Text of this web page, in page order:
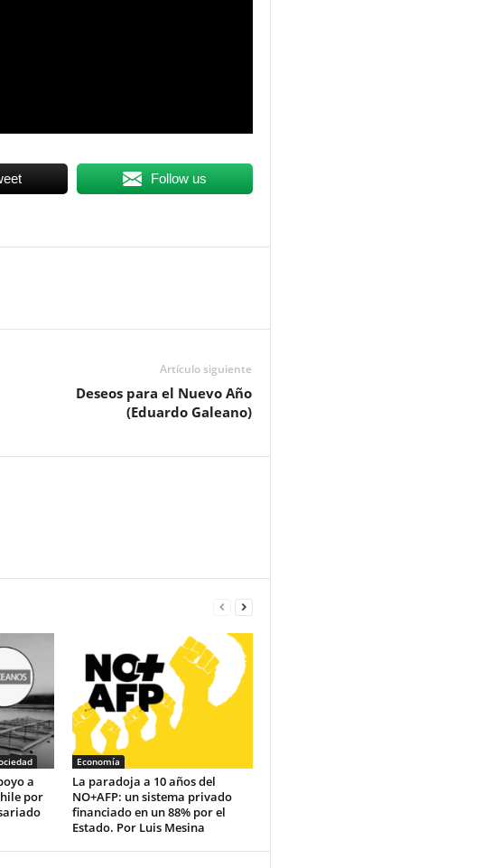
Follow us
Artículo siguiente
Deseos para el Nuevo Año
(Eduardo Galeano)
a
por
Economía
La paradoja a 10 años del
NO+AFP: un sistema privado
financiado en un 88% por el
Estado. Por Luis Mesina